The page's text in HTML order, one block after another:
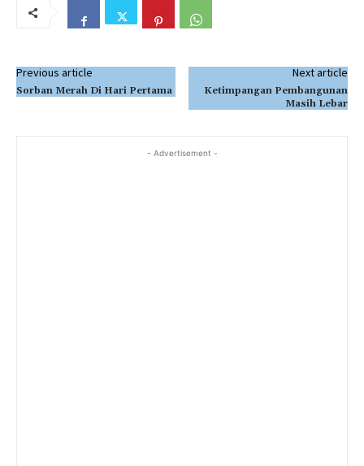
Previous article
Sorban Merah Di Hari Pertama
Next article
Ketimpangan Pembangunan
Masih Lebar
- Advertisement -